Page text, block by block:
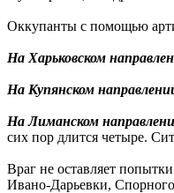
Оккупанты с помощью
На Харьковском
На Купянском
На Лиманском
сих пор длится четыре.
Враг не оставляет
Ивано-Дарьевки,